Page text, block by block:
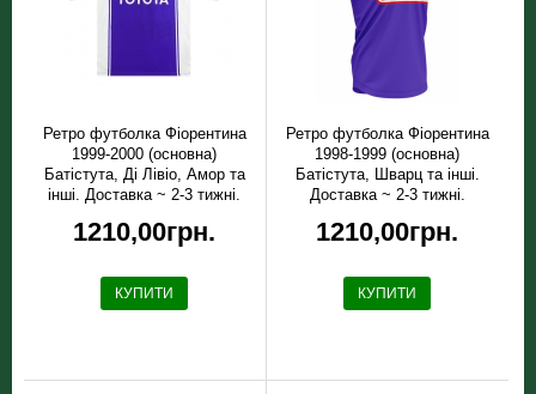
Ретро футболка Фiорентина
1999-2000 (основна)
Батістута, Ді Лівіо, Амор та
інші. Доставка ~ 2-3 тижні.
1210,00грн.
КУПИТИ
Ретро футболка Фiорентина
1998-1999 (основна)
Батістута, Шварц та інші.
Доставка ~ 2-3 тижні.
1210,00грн.
КУПИТИ